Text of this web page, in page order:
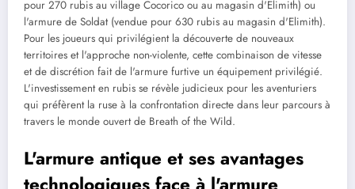
pour 270 rubis au village Cocorico ou au magasin d'Elimith) ou
l'armure de Soldat (vendue pour 630 rubis au magasin d'Elimith).
Pour les joueurs qui privilégient la découverte de nouveaux
territoires et l'approche non-violente, cette combinaison de vitesse
et de discrétion fait de l'armure furtive un équipement privilégié.
L'investissement en rubis se révèle judicieux pour les aventuriers
qui préfèrent la ruse à la confrontation directe dans leur parcours à
travers le monde ouvert de Breath of the Wild.
L'armure antique et ses avantages
technologiques face à l'armure